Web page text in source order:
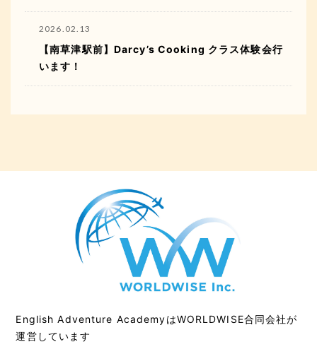
2026.02.13
【南草津駅前】Darcy’s Cooking クラス体験会行
います！
English Adventure AcademyはWORLDWISE合同会社が
運営しています